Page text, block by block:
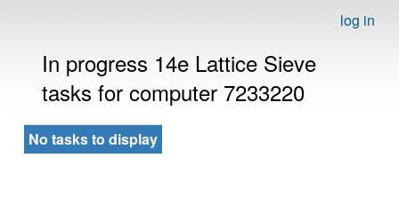
log in
In progress 14e Lattice Sieve
tasks for computer 7233220
No tasks to display